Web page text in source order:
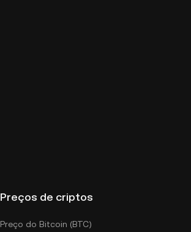
Preços de criptos
Preço do Bitcoin (BTC)